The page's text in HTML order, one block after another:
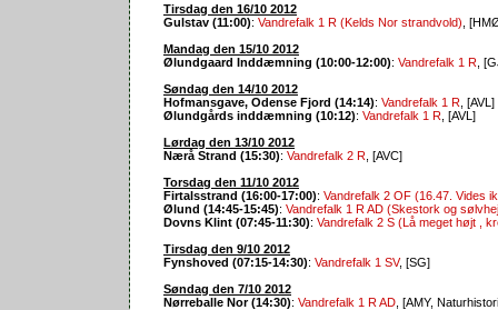
Tirsdag den 16/10 2012
Gulstav (11:00): Vandrefalk 1 R (Kelds Nor strandvold) ,
Mandag den 15/10 2012
Ølundgaard Inddæmning (10:00-12:00): Vandrefalk 1 R ,
Søndag den 14/10 2012
Hofmansgave, Odense Fjord (14:14): Vandrefalk 1 R , [AVL]
Ølundgårds inddæmning (10:12): Vandrefalk 1 R , [AVL]
Lørdag den 13/10 2012
Nærå Strand (15:30): Vandrefalk 2 R , [AVC]
Torsdag den 11/10 2012
Firtalsstrand (16:00-17:00): Vandrefalk 2 OF (16.47. Vides
Ølund (14:45-15:45): Vandrefalk 1 R AD (Skestork og
Dovns Klint (07:45-11:30): Vandrefalk 2 S (Lå meget højt ,
Tirsdag den 9/10 2012
Fynshoved (07:15-14:30): Vandrefalk 1 SV, [SG]
Søndag den 7/10 2012
Nørreballe Nor (14:30): Vandrefalk 1 R AD , [AMY,